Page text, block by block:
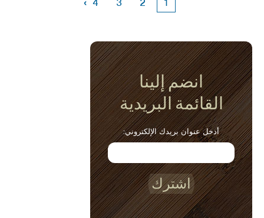
انضم إلينا
القائمة البريدية
أدخل عنوان بريدك الإلكتروني:
اشترك